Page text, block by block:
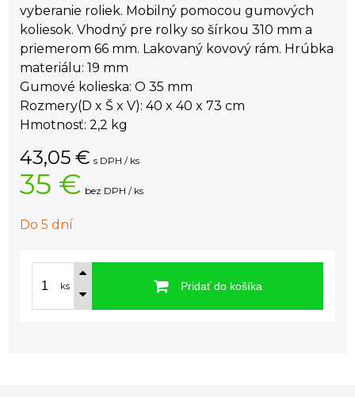
vyberanie roliek. Mobilný pomocou gumových
koliesok. Vhodný pre rolky so šírkou 310 mm a
priemerom 66 mm. Lakovaný kovový rám. Hrúbka
materiálu: 19 mm
Gumové kolieska: O 35 mm
Rozmery(D x Š x V): 40 x 40 x 73 cm
Hmotnosť: 2,2 kg
43,05 € s DPH / ks
35 € bez DPH / ks
Do 5 dní
ks Pridať do košíka